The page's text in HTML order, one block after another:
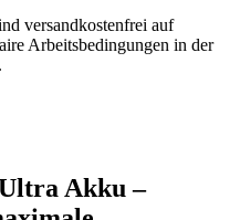
versandkostenfrei auf
Arbeitsbedingungen in der
Akku –